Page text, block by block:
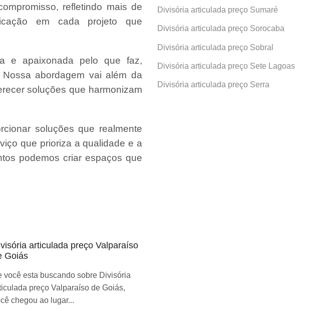
refletindo mais de
em cada projeto que
e apaixonada pelo que faz,
abordagem vai além da
soluções que harmonizam
soluções que realmente
que prioriza a qualidade e a
podemos criar espaços que
articulada preço Valparaíso
Goiás
você esta buscando sobre Divisória
preço Valparaíso de Goiás,
chegou ao lugar...
Divisória articulada preço Sumaré
Divisória articulada preço Sorocaba
Divisória articulada preço Sobral
Divisória articulada preço Sete Lagoas
Divisória articulada preço Serra